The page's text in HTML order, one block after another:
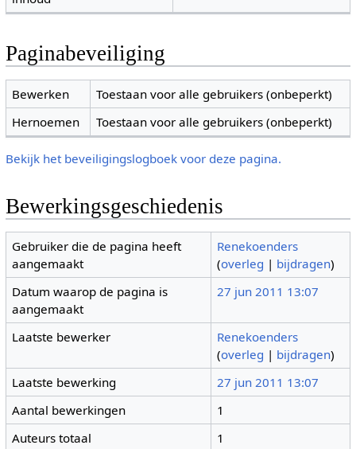
Paginabeveiliging
Bewerken
Toestaan voor alle gebruikers (onbeperkt)
Hernoemen
Toestaan voor alle gebruikers (onbeperkt)
Bekijk het beveiligingslogboek voor deze pagina.
Bewerkingsgeschiedenis
Gebruiker die de pagina heeft
aangemaakt
Renekoenders
(overleg | bijdragen)
Datum waarop de pagina is
aangemaakt
27 jun 2011 13:07
Laatste bewerker
Renekoenders
(overleg | bijdragen)
Laatste bewerking
27 jun 2011 13:07
Aantal bewerkingen
1
Auteurs totaal
1